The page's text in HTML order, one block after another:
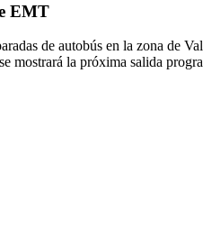
EMT
de autobús en la zona de
mostrará la próxima salida